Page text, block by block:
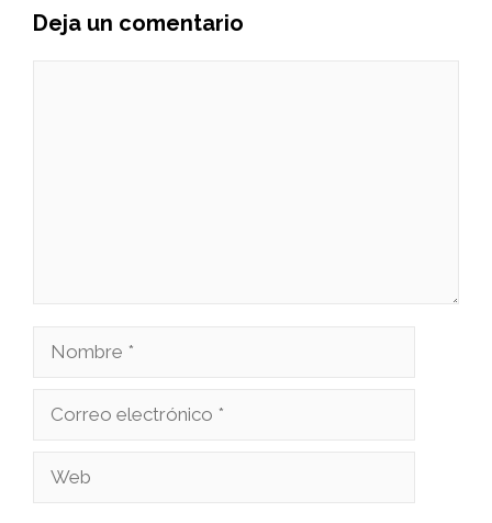
Deja un comentario
Nombre
Correo
Web